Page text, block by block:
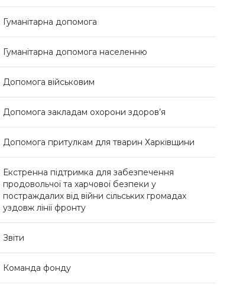
Гуманітарна допомога
Гуманітарна допомога населенню
Допомога військовим
Допомога закладам охорони здоров’я
Допомога притулкам для тварин Харківщини
Екстренна підтримка для забезпечення
продовольчої та харчової безпеки у
постраждалих від війни сільських громадах
уздовж лінії фронту
Звіти
Команда фонду